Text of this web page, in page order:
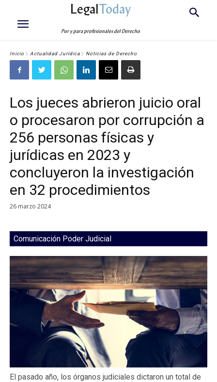
LegalToday
Por y para profesionales del Derecho
Inicio Actualidad Jurídica Noticias de Derecho
Los jueces abrieron juicio oral
o procesaron por corrupción a
256 personas físicas y
jurídicas en 2023 y
concluyeron la investigación
en 32 procedimientos
26 marzo 2024
Comunicación Poder Judicial
El pasado año, los órganos judiciales dictaron un total de